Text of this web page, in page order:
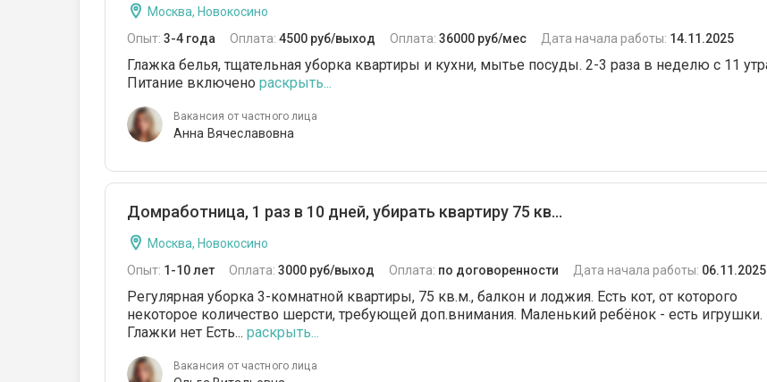
Москва, Новокосино
Опыт: 3-4 года Оплата: 4500 руб/выход Оплата: 36000 руб/мес Дата начала работы: 14.11.2025
Глажка белья, тщательная уборка квартиры и кухни, мытье посуды. 2-3 раза в неделю с 11
Питание включено раскрыть...
Вакансия от частного лица
Анна Вячеславовна
Домработница, 1 раз в 10 дней, убирать квартиру 75 кв...
Москва, Новокосино
Опыт: 1-10 лет Оплата: 3000 руб/выход Оплата: по договоренности Дата начала работы: 06.11.2025
Регулярная уборка 3-комнатной квартиры, 75 кв.м., балкон и лоджия. Есть кот, от которого
некоторое количество шерсти, требующей доп.внимания. Маленький ребёнок - есть игрушки.
Глажки нет Есть... раскрыть...
Вакансия от частного лица